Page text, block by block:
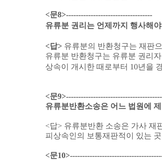
<문8>-----------------------------------
유류분 권리는 언제까지 행사해
<답> 유류분의 반환청구는 재판
유류분 반환청구는 유류분 권리
상속이 개시한 때로부터 10년을
<문
유류분반환소송은 어느 법원에
<답> 유류분반환 소송은 가사 재
피상속인의 보통재판적이 있는
<문